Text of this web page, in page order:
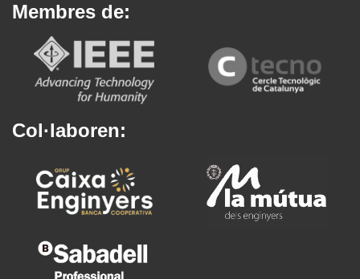
Membres de:
Col·laboren: